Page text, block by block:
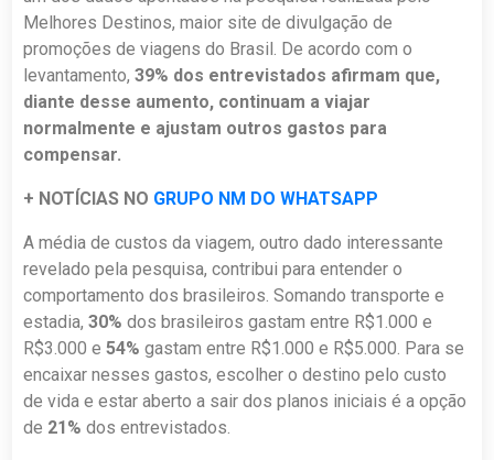
Melhores Destinos, maior site de divulgação de
promoções de viagens do Brasil. De acordo com o
levantamento,39% dos entrevistados afirmam que,
diante desse aumento, continuam a viajar
normalmente e ajustam outros gastos para
compensar.
+ NOTÍCIAS NO GRUPO NM DO WHATSAPP
A média de custos da viagem, outro dado interessante
revelado pela pesquisa, contribui para entender o
comportamento dos brasileiros. Somando transporte e
estadia,30% dos brasileiros gastam entre R$1.000 e
R$3.000 e54% gastam entre R$1.000 e R$5.000. Para se
encaixar nesses gastos, escolher o destino pelo custo
de vida e estar aberto a sair dos planos iniciais é a opção
de 21% dos entrevistados.